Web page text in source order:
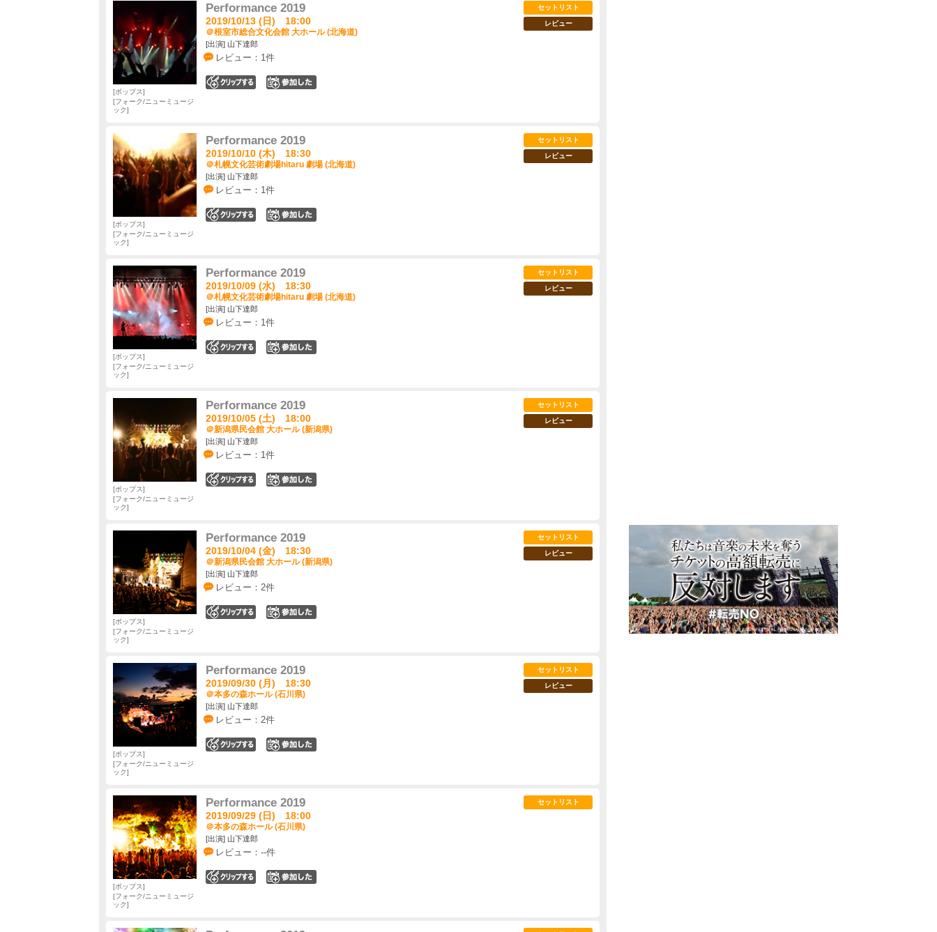
Performance 2019
2019/10/13 (日) 18:00
＠根室市総合文化会館 大ホール (北海道)
[出演] 山下達郎
レビュー：1件
セットリスト
レビュー
ポップス
フォーク/ニューミュージ
ック
Performance 2019
2019/10/10 (木) 18:30
＠札幌文化芸術劇場hitaru 劇場 (北海道)
[出演] 山下達郎
レビュー：1件
セットリスト
レビュー
ポップス
フォーク/ニューミュージ
ック
Performance 2019
2019/10/09 (水) 18:30
＠札幌文化芸術劇場hitaru 劇場 (北海道)
[出演] 山下達郎
レビュー：1件
セットリスト
レビュー
ポップス
フォーク/ニューミュージ
ック
Performance 2019
2019/10/05 (土) 18:00
＠新潟県民会館 大ホール (新潟県)
[出演] 山下達郎
レビュー：1件
セットリスト
レビュー
ポップス
フォーク/ニューミュージ
ック
Performance 2019
2019/10/04 (金) 18:30
＠新潟県民会館 大ホール (新潟県)
[出演] 山下達郎
レビュー：2件
セットリスト
レビュー
ポップス
フォーク/ニューミュージ
ック
Performance 2019
2019/09/30 (月) 18:30
＠本多の森ホール (石川県)
[出演] 山下達郎
レビュー：2件
セットリスト
レビュー
ポップス
フォーク/ニューミュージ
ック
Performance 2019
2019/09/29 (日) 18:00
＠本多の森ホール (石川県)
[出演] 山下達郎
レビュー：--件
セットリスト
ポップス
フォーク/ニューミュージ
ック